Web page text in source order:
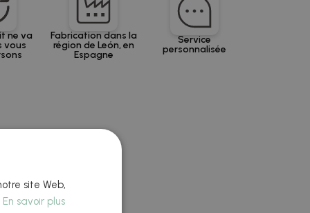
ne va
vous
Fabrication dans la
région de León, en
Espagne
Service
personnalisée
site Web,
En savoir plus